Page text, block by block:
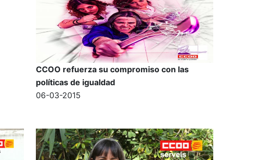
CCOO refuerza su compromiso con las
políticas de igualdad
06-03-2015